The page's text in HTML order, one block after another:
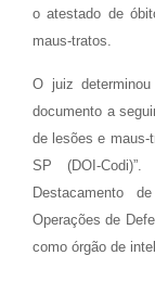
o atestado de
maus-tratos.
O juiz
documento a
de lesões e maus-
SP (DOI-
Destacamento
Operações de
como órgão de